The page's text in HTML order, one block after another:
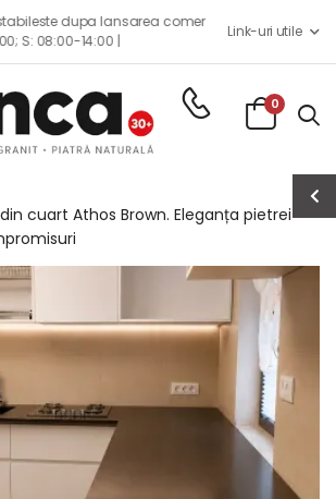
impreuna cu echipa de consilieri de
Link-uri utile
0
cuart Athos Brown. Eleganța pietrei